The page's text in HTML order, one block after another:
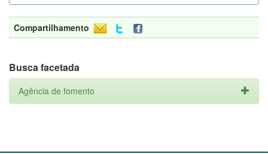
Compartilhamento
Busca facetada
Agência de fomento